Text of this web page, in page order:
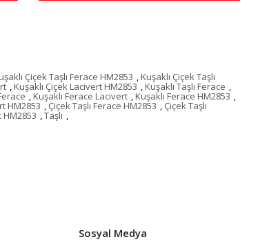
Çiçek Taşlı Ferace HM2853 ,Kuşaklı Çiçek Taşlı
,Kuşaklı Çiçek Lacivert HM2853 ,Kuşaklı Taşlı Ferace ,
,Kuşaklı Ferace Lacivert ,Kuşaklı Ferace HM2853 ,
HM2853 , Çiçek Taşlı Ferace HM2853 , Çiçek Taşlı
HM2853 ,Taşlı ,
Sosyal Medya